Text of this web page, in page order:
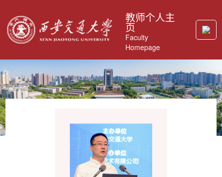
教师个人主
页
Faculty
Homepage